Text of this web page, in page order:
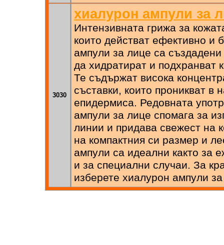
3030
хиалурон ампули за
Интензивната грижа за
които действат ефективно и
ампули за лице са
да хидратират и подхранват
Те съдържат висока
съставки, които проникват в
епидермиса. Редовната
ампули за лице спомага за
линии и придава свежест на
на компактния си размер и
ампули са идеални както за
и за специални случаи. За
изберете хиалурон ампули